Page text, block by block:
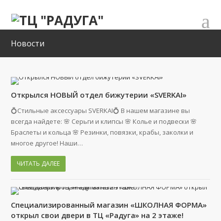
Новости
Открылся НОВЫЙ отдел бижутерии «SVERKAI»
💍Стильные аксессуары SVERKAI💍 В нашем магазине вы
всегда найдете: 🌸 Серьги и клипсы 🌸 Колье и подвески 🌸
Браслеты и кольца 🌸 Резинки, повязки, крабы, заколки и
многое другое! Наши…
ЧИТАТЬ ДАЛЕЕ
Специализированный магазин «ШКОЛНАЯ ФОРМА»
открыл свои двери в ТЦ «Радуга» на 2 этаже!